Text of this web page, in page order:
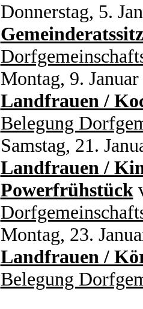
Donnerstag, 5.
Montag, 9.
Landfrauen /
Belegung
Samstag, 21.
Landfrauen /
Powerfrühstück
Montag, 23.
Landfrauen /
Belegung